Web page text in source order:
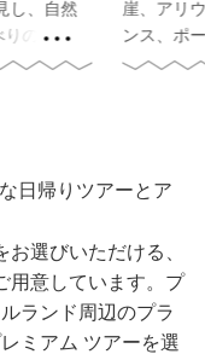
、自然
の贈り
ェルの岩
崖、アリウ
ンス、ポー
見学しなが
日帰りツアーとア
選びいただける、
用意しています。プ
ランド周辺のプラ
ミアム ツアーを選